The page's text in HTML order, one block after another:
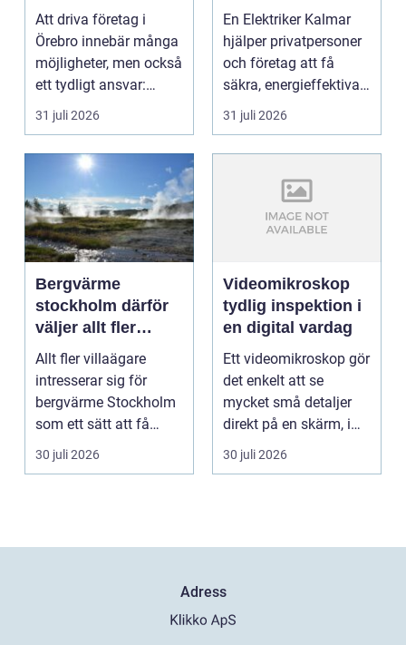
tryggare ekonomi
Att driva företag i
Örebro innebär många
möjligheter, men också
ett tydligt ansvar:
ekonomin måste v...
31 juli 2026
En Elektriker Kalmar
hjälper privatpersoner
och företag att få
säkra, energieffektiva
och framtidssä...
31 juli 2026
Bergvärme
stockholm därför
väljer allt fler
denna
uppvärmning
Allt fler villaägare
intresserar sig för
bergvärme Stockholm
som ett sätt att få
lägre uppvärmningsk...
30 juli 2026
Videomikroskop
tydlig inspektion i
en digital vardag
Ett videomikroskop gör
det enkelt att se
mycket små detaljer
direkt på en skärm, i
stället för genom...
30 juli 2026
Adress